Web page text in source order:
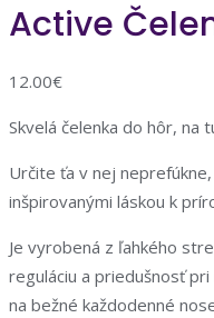
Active
12.00€
Skvelá čelenka do hôr, na
Určite ťa v nej
inšpirovanými láskou k
Je vyrobená z ľahkého
reguláciu a priedušnosť
na bežné každodenné